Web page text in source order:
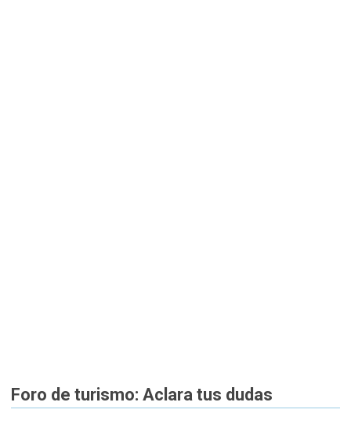
Foro de turismo: Aclara tus dudas